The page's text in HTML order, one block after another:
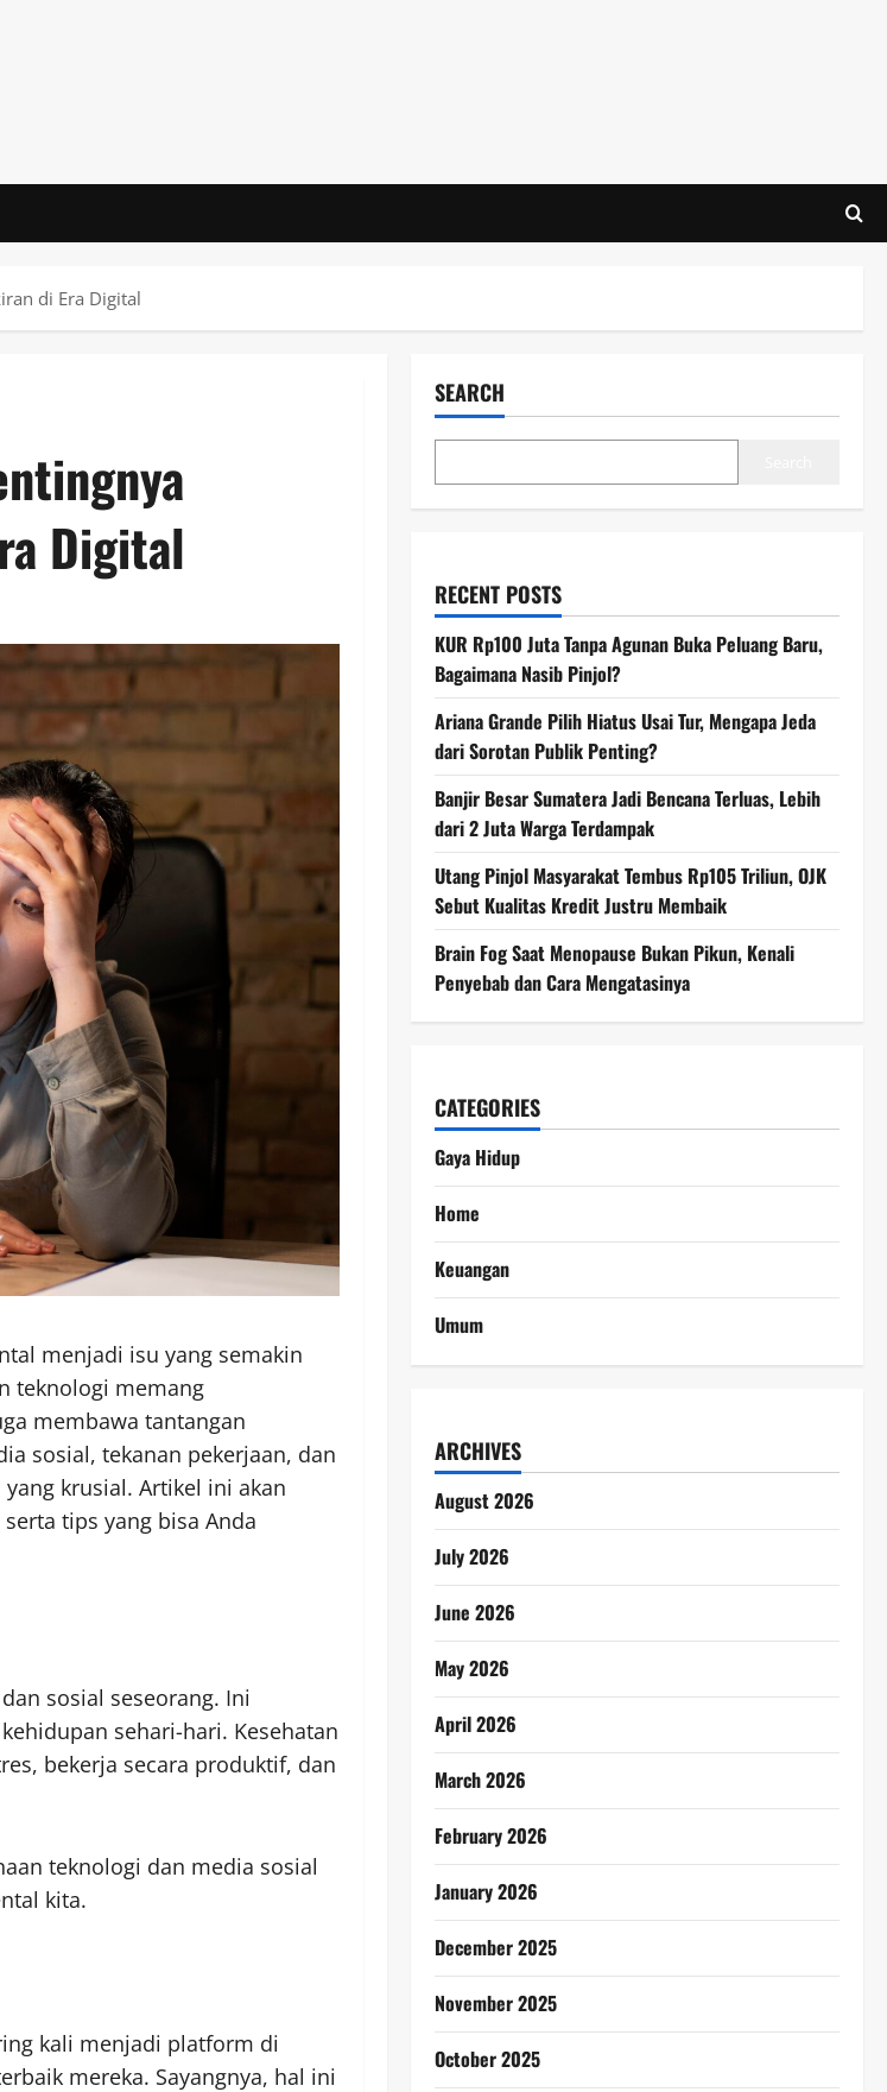
di Era Digital
Digital
menjadi isu yang semakin
teknologi memang
membawa tantangan
sosial, tekanan pekerjaan, dan
krusial. Artikel ini akan
tips yang bisa Anda
sosial seseorang. Ini
sehari-hari. Kesehatan
bekerja secara produktif, dan
teknologi dan media sosial
kita.
kali menjadi platform di
mereka. Sayangnya, hal ini
SEARCH
RECENT POSTS
KUR Rp100 Juta Tanpa Agunan Buka Peluang Baru,
Bagaimana Nasib Pinjol?
Ariana Grande Pilih Hiatus Usai Tur, Mengapa Jeda
dari Sorotan Publik Penting?
Banjir Besar Sumatera Jadi Bencana Terluas, Lebih
dari 2 Juta Warga Terdampak
Utang Pinjol Masyarakat Tembus Rp105 Triliun, OJK
Sebut Kualitas Kredit Justru Membaik
Brain Fog Saat Menopause Bukan Pikun, Kenali
Penyebab dan Cara Mengatasinya
CATEGORIES
Gaya Hidup
Home
Keuangan
Umum
ARCHIVES
August 2026
July 2026
June 2026
May 2026
April 2026
March 2026
February 2026
January 2026
December 2025
November 2025
October 2025